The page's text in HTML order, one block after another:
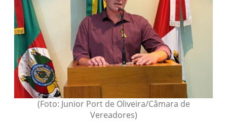
(Foto: Junior Port de Oliveira/Câmara de
Vereadores)